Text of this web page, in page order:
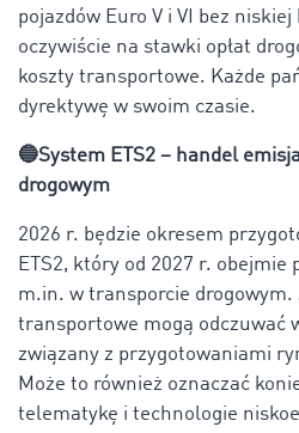
pojazdów Euro V i VI bez
oczywiście na stawki opłat
koszty transportowe. Każde
dyrektywę w swoim czasie.
🔵System ETS2 – handel
drogowym
2026 r. będzie okresem
ETS2, który od 2027 r. obejmie
m.in. w transporcie
transportowe mogą odczuwać
związany z przygotowaniami
Może to również oznaczać
telematykę i technologie